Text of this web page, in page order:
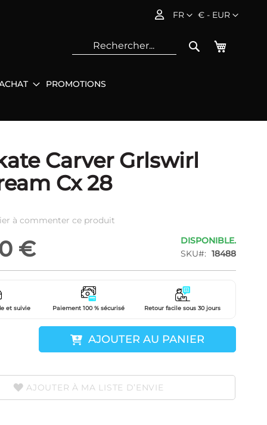
Devise
€ - EUR
Langue
FR
Mon
Rechercher
PROMOTIONS
Carver Grlswirl
Cx 28
à commenter ce produit
€
DISPONIBLE.
SKU
18488
et suivie Paiement 100 % sécurisé Retour facile sous 30 jours
AJOUTER AU PANIER
AJOUTER À MA LISTE D’ENVIE